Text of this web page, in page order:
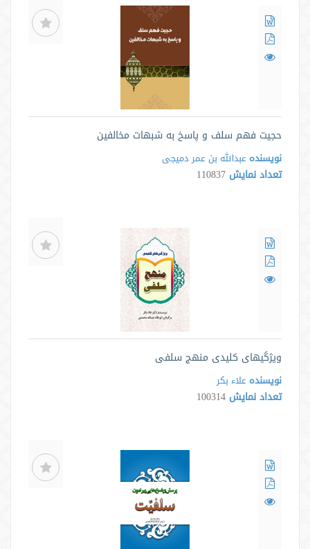
حجيت فهم سلف و پاسخ به شبهات مخالفين
نویسنده عبدالله بن عمر دمیجی
تعداد نمایش 110837
ویژگیهای کلیدی منهج سلفی
نویسنده علاء بکر
تعداد نمایش 100314